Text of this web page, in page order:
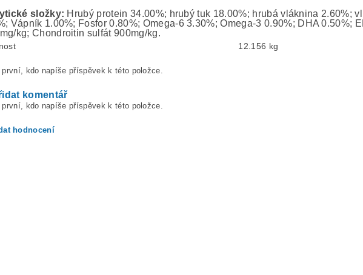
složky: Hrubý protein 34.00%; hrubý tuk 18.00%; hrubá vláknina 2.60%;
Vápník 1.00%; Fosfor 0.80%; Omega-6 3.30%; Omega-3 0.90%; DHA 0.50%;
kg; Chondroitin sulfát 900mg/kg.
12.156 kg
první, kdo napíše příspěvek k této položce.
komentář
první, kdo napíše příspěvek k této položce.
hodnocení